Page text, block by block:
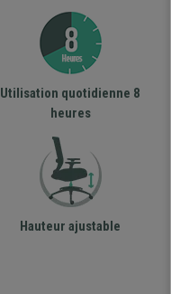
Utilisation quotidienne 8
heures
Hauteur ajustable